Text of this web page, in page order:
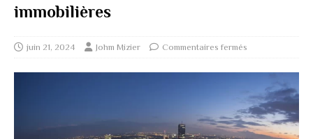
immobilières
juin 21, 2024 Johm Mizier Commentaires fermés